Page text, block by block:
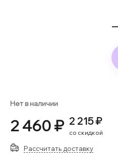
Нет в наличии
2 460 ₽ 2 215 ₽
со скидкой
Рассчитать доставку